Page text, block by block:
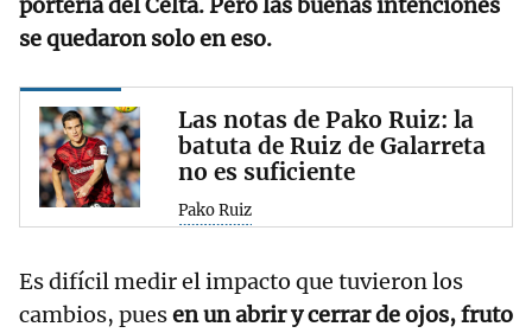
portería del Celta. Pero las buenas intenciones
se quedaron solo en eso.
Las notas de Pako Ruiz: la
batuta de Ruiz de Galarreta
no es suficiente
Pako Ruiz
Es difícil medir el impacto que tuvieron los
cambios, puesen un abrir y cerrar de ojos, fruto